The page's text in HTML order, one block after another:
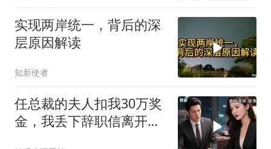
实现两岸统一，背后的深
层原因解读
知新使者
任总裁的夫人扣我30万奖
金，我丢下辞职信离开，